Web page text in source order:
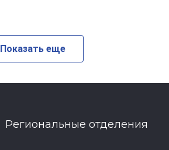
Показать еще
Региональные отделения